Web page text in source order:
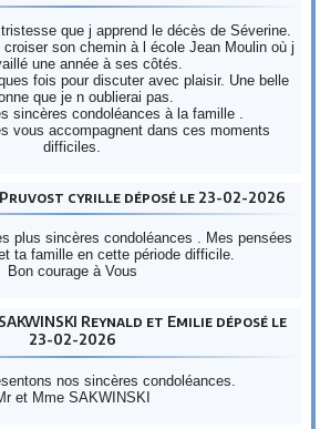
que j apprend le décès de Séverine.
son chemin à l école Jean Moulin où j
une année à ses côtés.
fois pour discuter avec plaisir. Une belle
que je n oublierai pas.
sincères condoléances à la famille .
vous accompagnent dans ces moments
difficiles.
cyrille déposé le 23-02-2026
plus sincères condoléances . Mes pensées
ta famille en cette période difficile.
Bon courage à Vous
Reynald et Emilie déposé le
23-02-2026
nos sincères condoléances.
et Mme SAKWINSKI